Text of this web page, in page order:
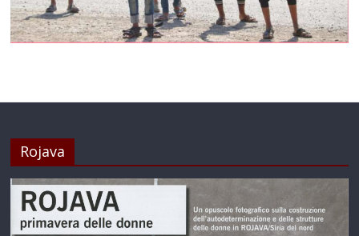
Rojava